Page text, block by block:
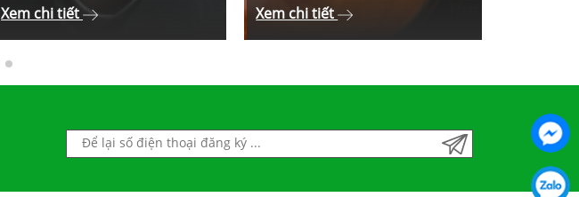
Xem chi tiết Xem chi tiết